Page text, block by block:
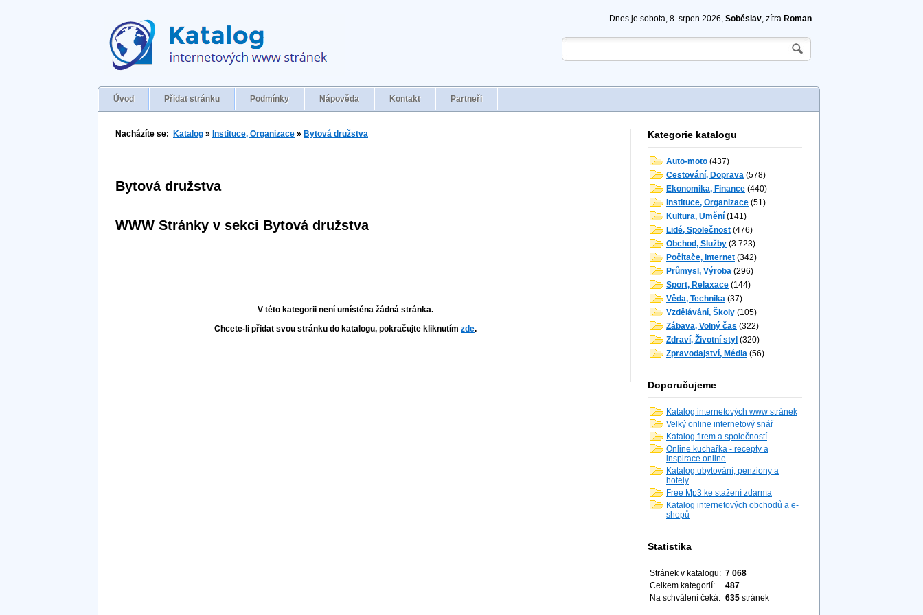
Dnes je sobota, 8. srpen 2026, Soběslav, zítra Roman
Úvod Přidat stránku Podmínky Nápověda Kontakt Partneři
Nacházíte se: Katalog » Instituce, Organizace » Bytová družstva
Bytová družstva
WWW Stránky v sekci Bytová družstva
V této kategorii není umístěna žádná stránka.
Chcete-li přidat svou stránku do katalogu, pokračujte kliknutím zde.
Kategorie katalogu
Auto-moto (437)
Cestování, Doprava (578)
Ekonomika, Finance (440)
Instituce, Organizace (51)
Kultura, Umění (141)
Lidé, Společnost (476)
Obchod, Služby (3 723)
Počítače, Internet (342)
Průmysl, Výroba (296)
Sport, Relaxace (144)
Věda, Technika (37)
Vzdělávání, Školy (105)
Zábava, Volný čas (322)
Zdraví, Životní styl (320)
Zpravodajství, Média (56)
Doporučujeme
Katalog internetových www stránek
Velký online internetový snář
Katalog firem a společností
Online kuchařka - recepty a
inspirace online
Katalog ubytování, penziony a
hotely
Free Mp3 ke stažení zdarma
Katalog internetových obchodů a e-
shopů
Statistika
Stránek v katalogu: 7 068
Celkem kategorií:
487
Na schválení čeká: 635 stránek